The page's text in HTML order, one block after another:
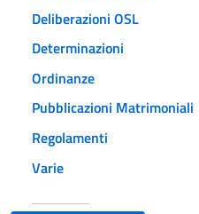
Deliberazioni OSL
Determinazioni
Ordinanze
Pubblicazioni Matrimoniali
Regolamenti
Varie